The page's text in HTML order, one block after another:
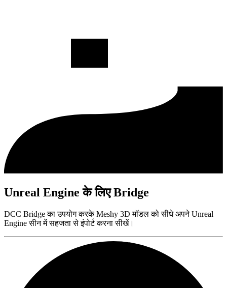
Unreal Engine के लिए Bridge
DCC Bridge का उपयोग करके Meshy 3D मॉडल को सीधे अपने Unreal
Engine सीन में सहजता से इंपोर्ट करना सीखें।